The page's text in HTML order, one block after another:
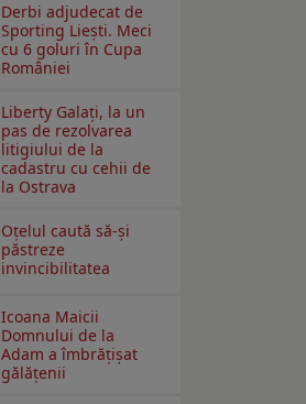
Derbi adjudecat de
Sporting Liești. Meci
cu 6 goluri în Cupa
României
Liberty Galați, la un
pas de rezolvarea
litigiului de la
cadastru cu cehii de
la Ostrava
Oțelul caută să-și
păstreze
invincibilitatea
Icoana Maicii
Domnului de la
Adam a îmbrățișat
gălățenii